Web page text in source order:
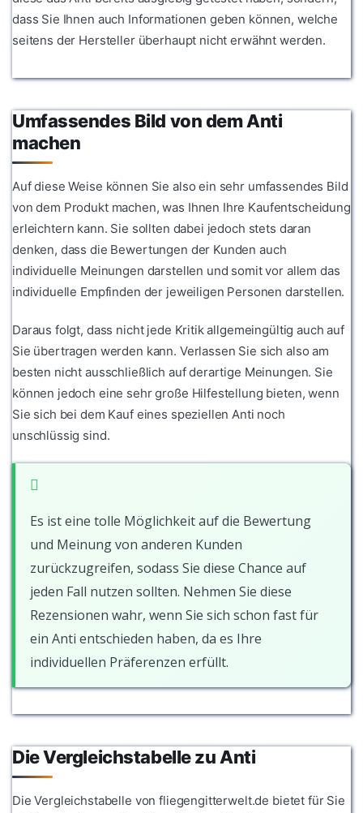
dass Sie Ihnen auch Informationen geben können, welche
seitens der Hersteller überhaupt nicht erwähnt werden.
Umfassendes Bild von dem Anti
machen
Auf diese Weise können Sie also ein sehr umfassendes Bild
von dem Produkt machen, was Ihnen Ihre Kaufentscheidung
erleichtern kann. Sie sollten dabei jedoch stets daran
denken, dass die Bewertungen der Kunden auch
individuelle Meinungen darstellen und somit vor allem das
individuelle Empfinden der jeweiligen Personen darstellen.
Daraus folgt, dass nicht jede Kritik allgemeingültig auch auf
Sie übertragen werden kann. Verlassen Sie sich also am
besten nicht ausschließlich auf derartige Meinungen. Sie
können jedoch eine sehr große Hilfestellung bieten, wenn
Sie sich bei dem Kauf eines speziellen Anti noch
unschlüssig sind.
Es ist eine tolle Möglichkeit auf die Bewertung
und Meinung von anderen Kunden
zurückzugreifen, sodass Sie diese Chance auf
jeden Fall nutzen sollten. Nehmen Sie diese
Rezensionen wahr, wenn Sie sich schon fast für
ein Anti entschieden haben, da es Ihre
individuellen Präferenzen erfüllt.
Die Vergleichstabelle zu Anti
Die Vergleichstabelle von fliegengitterwelt.de bietet für Sie